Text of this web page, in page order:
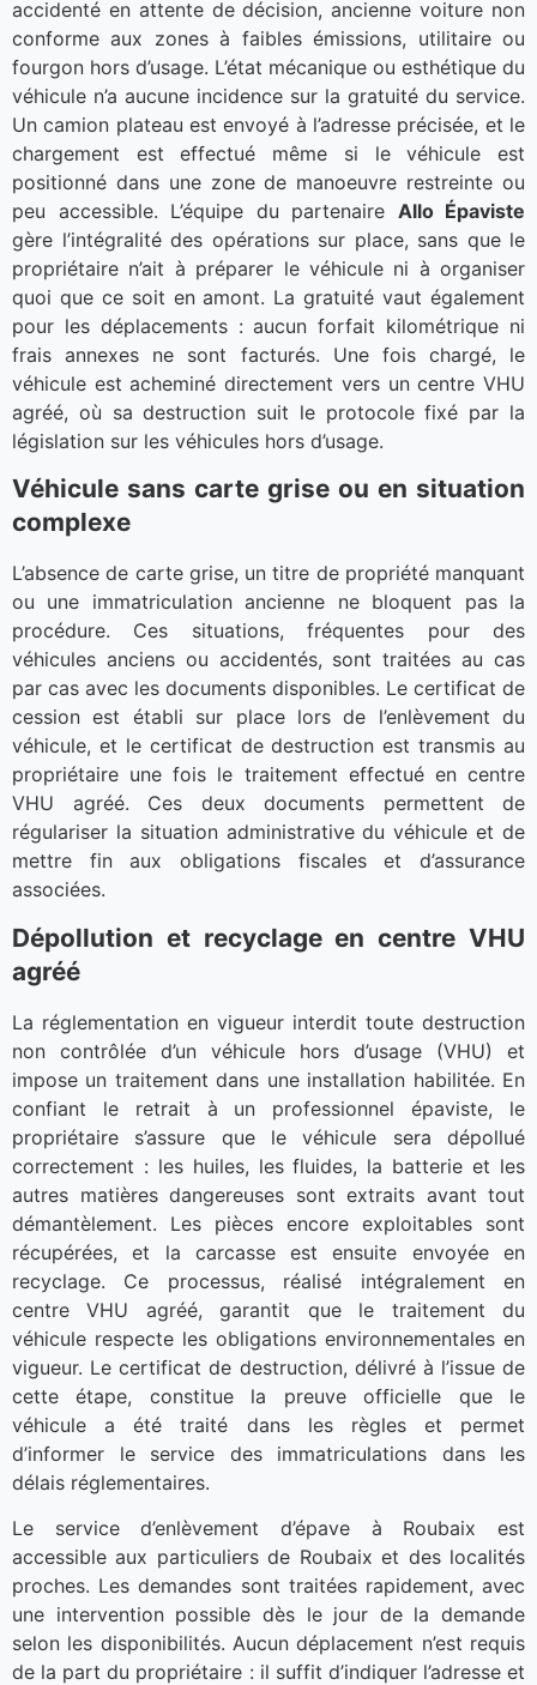
accidenté en attente de décision, ancienne voiture non
conforme aux zones à faibles émissions, utilitaire ou
fourgon hors d’usage. L’état mécanique ou esthétique du
véhicule n’a aucune incidence sur la gratuité du service.
Un camion plateau est envoyé à l’adresse précisée, et le
chargement est effectué même si le véhicule est
positionné dans une zone de manoeuvre restreinte ou
peu accessible. L’équipe du partenaire Allo Épaviste
gère l’intégralité des opérations sur place, sans que le
propriétaire n’ait à préparer le véhicule ni à organiser
quoi que ce soit en amont. La gratuité vaut également
pour les déplacements : aucun forfait kilométrique ni
frais annexes ne sont facturés. Une fois chargé, le
véhicule est acheminé directement vers un centre VHU
agréé, où sa destruction suit le protocole fixé par la
législation sur les véhicules hors d’usage.
Véhicule sans carte grise ou en situation
complexe
L’absence de carte grise, un titre de propriété manquant
ou une immatriculation ancienne ne bloquent pas la
procédure. Ces situations, fréquentes pour des
véhicules anciens ou accidentés, sont traitées au cas
par cas avec les documents disponibles. Le certificat de
cession est établi sur place lors de l’enlèvement du
véhicule, et le certificat de destruction est transmis au
propriétaire une fois le traitement effectué en centre
VHU agréé. Ces deux documents permettent de
régulariser la situation administrative du véhicule et de
mettre fin aux obligations fiscales et d’assurance
associées.
Dépollution et recyclage en centre VHU
agréé
La réglementation en vigueur interdit toute destruction
non contrôlée d’un véhicule hors d’usage (VHU) et
impose un traitement dans une installation habilitée. En
confiant le retrait à un professionnel épaviste, le
propriétaire s’assure que le véhicule sera dépollué
correctement : les huiles, les fluides, la batterie et les
autres matières dangereuses sont extraits avant tout
démantèlement. Les pièces encore exploitables sont
récupérées, et la carcasse est ensuite envoyée en
recyclage. Ce processus, réalisé intégralement en
centre VHU agréé, garantit que le traitement du
véhicule respecte les obligations environnementales en
vigueur. Le certificat de destruction, délivré à l’issue de
cette étape, constitue la preuve officielle que le
véhicule a été traité dans les règles et permet
d’informer le service des immatriculations dans les
délais réglementaires.
Le service d’enlèvement d’épave à Roubaix est
accessible aux particuliers de Roubaix et des localités
proches. Les demandes sont traitées rapidement, avec
une intervention possible dès le jour de la demande
selon les disponibilités. Aucun déplacement n’est requis
de la part du propriétaire : il suffit d’indiquer l’adresse et